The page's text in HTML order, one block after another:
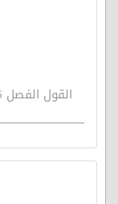
القول الفصل 526 - الوعيّ السياسيّ.. سبيل مواجهة